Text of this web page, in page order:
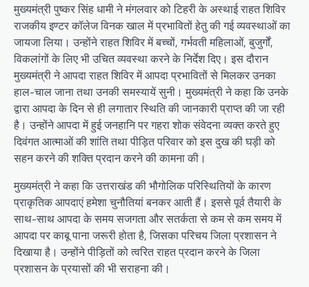
मुख्यमंत्री पुष्कर सिंह धामी ने मंगलवार को टिहरी के अस्थाई राहत शिविर
राजकीय इण्टर कॉलेज विनक खाल में प्रभावितों हेतु की गई व्यवस्थाओं का
जायजा लिया। उन्होंने राहत शिविर में बच्चों, गर्भवती महिलाओं, बुजुर्गों,
विकलांगों के लिए भी उचित व्यवस्था करने के निर्देश दिए। इस दौरान
मुख्यमंत्री ने आपदा राहत शिविर में आपदा प्रभावितों से मिलकर उनका
हाल-चाल जाना तथा उनकी समस्यायें सुनी। मुख्यमंत्री ने कहा कि उनके
द्वारा आपदा के दिन से ही लगातार स्थिति की जानकारी प्राप्त की जा रही
है। उन्होंने आपदा में हुई जनहानि पर गहरा शोक संवेदना व्यक्त करते हुए
दिवंगत आत्माओं की शांति तथा पीड़ित परिवार को इस दुख की घड़ी को
सहन करने की शक्ति प्रदान करने की कामना की।
मुख्यमंत्री ने कहा कि उत्तराखंड की भौगोलिक परिस्थितियों के कारण
प्राकृतिक आपदाएं हमेशा चुनौतियां बनकर आती हैं। इससे पूर्व तैयारी के
साथ-साथ आपदा के समय सजगता और सतर्कता से कम से कम समय में
आपदा पर काबू पाना जरूरी होता है, जिसका परिचय जिला प्रशासन ने
दिखाया है। उन्होंने पीड़ितों को त्वरित राहत प्रदान करने के जिला
प्रशासन के प्रयासों की भी सराहना की।